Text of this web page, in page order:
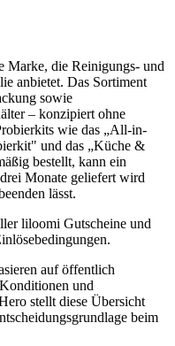
Marke, die Reinigungs- und
anbietet. Das Sortiment
sowie
– konzipiert ohne
wie das „All-in-
und das „Küche &
bestellt, kann ein
Monate geliefert wird
lässt.
liloomi Gutscheine und
auf öffentlich
und
stellt diese Übersicht
beim